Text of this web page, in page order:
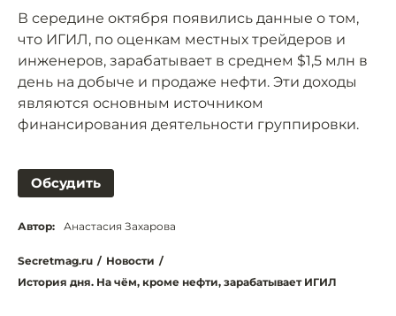
В середине октября появились данные о том,
что ИГИЛ, по оценкам местных трейдеров и
инженеров, зарабатывает в среднем $1,5 млн в
день на добыче и продаже нефти. Эти доходы
являются основным источником
финансирования деятельности группировки.
Обсудить
Автор: Анастасия Захарова
Secretmag.ru / Новости /
История дня. На чём, кроме нефти, зарабатывает ИГИЛ